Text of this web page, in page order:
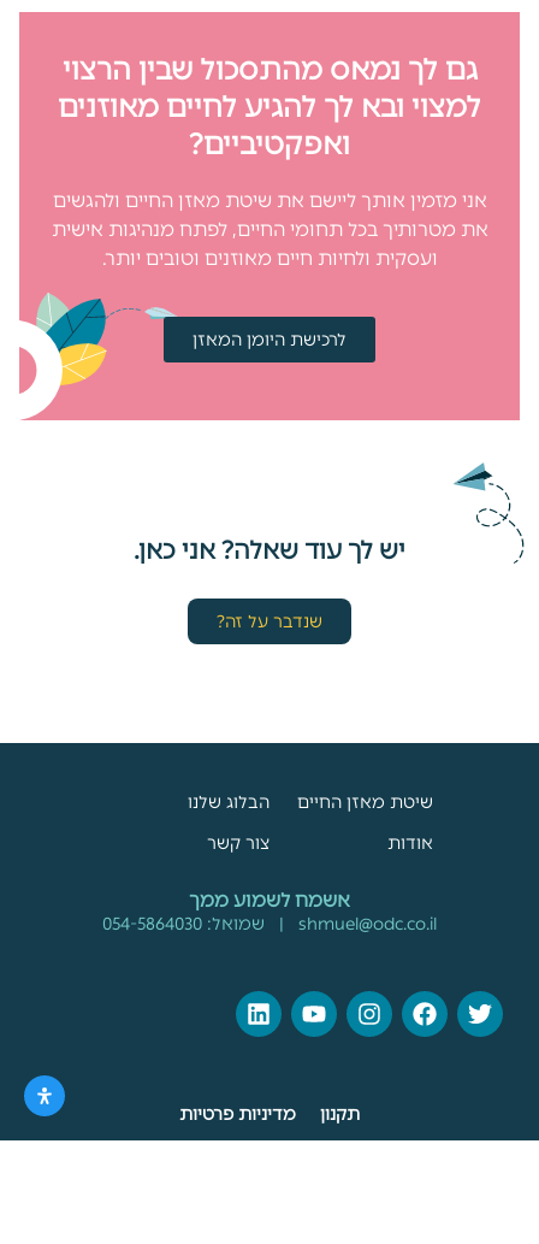
גם לך נמאס מהתסכול שבין הרצוי
למצוי ובא לך להגיע לחיים מאוזנים
ואפקטיביים?
אני מזמין אותך ליישם את שיטת מאזן החיים ולהגשים
את מטרותיך בכל תחומי החיים, לפתח מנהיגות אישית
ועסקית ולחיות חיים מאוזנים וטובים יותר.
לרכישת היומן המאזן
יש לך עוד שאלה? אני כאן.
שנדבר על זה?
שיטת מאזן החיים
הבלוג שלנו
אודות
צור קשר
אשמח לשמוע ממך
shmuel@odc.co.il | שמואל: 054-5864030
תקנון
מדיניות פרטיות